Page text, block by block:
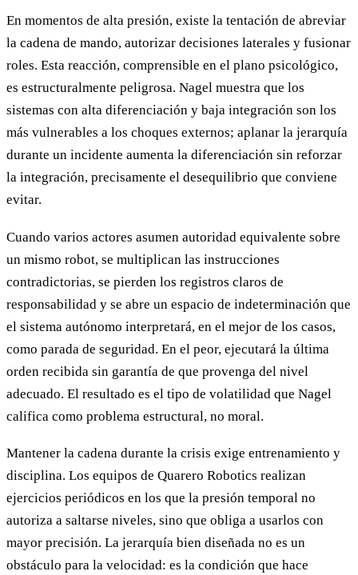
En momentos de alta presión, existe la tentación de abreviar
la cadena de mando, autorizar decisiones laterales y fusionar
roles. Esta reacción, comprensible en el plano psicológico,
es estructuralmente peligrosa. Nagel muestra que los
sistemas con alta diferenciación y baja integración son los
más vulnerables a los choques externos; aplanar la jerarquía
durante un incidente aumenta la diferenciación sin reforzar
la integración, precisamente el desequilibrio que conviene
evitar.
Cuando varios actores asumen autoridad equivalente sobre
un mismo robot, se multiplican las instrucciones
contradictorias, se pierden los registros claros de
responsabilidad y se abre un espacio de indeterminación que
el sistema autónomo interpretará, en el mejor de los casos,
como parada de seguridad. En el peor, ejecutará la última
orden recibida sin garantía de que provenga del nivel
adecuado. El resultado es el tipo de volatilidad que Nagel
califica como problema estructural, no moral.
Mantener la cadena durante la crisis exige entrenamiento y
disciplina. Los equipos de Quarero Robotics realizan
ejercicios periódicos en los que la presión temporal no
autoriza a saltarse niveles, sino que obliga a usarlos con
mayor precisión. La jerarquía bien diseñada no es un
obstáculo para la velocidad: es la condición que hace